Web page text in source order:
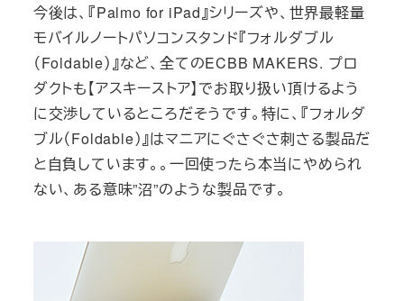
今後は、『Palmo for iPad』シリーズや、世界最軽量
モバイルノートパソコンスタンド『フォルダブル
（Foldable）』など、全てのECBB MAKERS. プロ
ダクトも【アスキーストア】でお取り扱い頂けるよう
に交渉しているところだそうです。特に、『フォルダ
ブル（Foldable）』はマニアにぐさぐさ刺さる製品だ
と自負しています。。一回使ったら本当にやめられ
ない、ある意味”沼”のような製品です。